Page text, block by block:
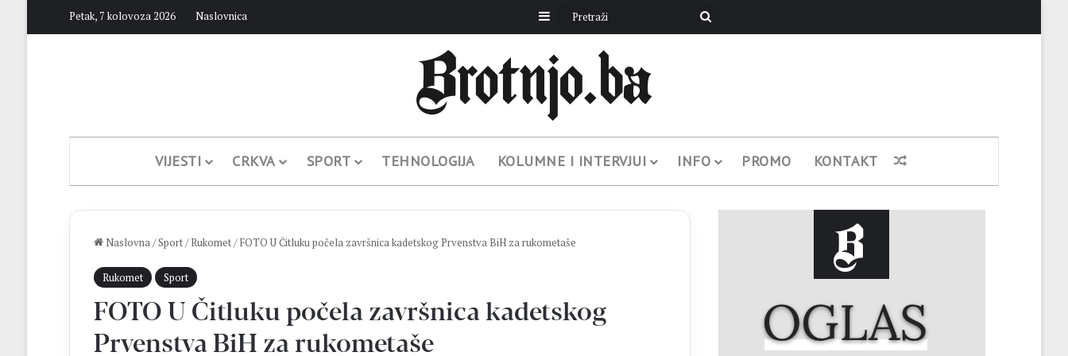
Petak, 7 kolovoza 2026 Naslovnica Sidebar Pretraži
VIJESTI CRKVA SPORT TEHNOLOGIJA KOLUMNE I INTERVJUI INFO PROMO KONTAKT Nasumični članak
Naslovna/Sport/ Rukomet/ FOTO U Čitluku počela završnica kadetskog Prvenstva BiH za rukometaše
Rukomet Sport
FOTO U Čitluku počela završnica kadetskog
Prvenstva BiH za rukometaše